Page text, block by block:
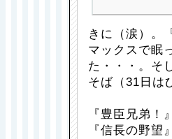
きに（涙）。
マックスで眠
た・・・。そ
そば（31日は
『豊臣兄弟
『信長の野